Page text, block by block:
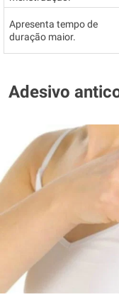
Apresenta tempo de
duração maior.
Adesivo